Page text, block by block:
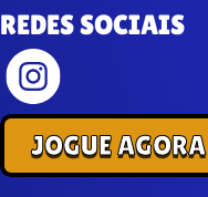
REDES SOCIAIS
JOGUE AGORA